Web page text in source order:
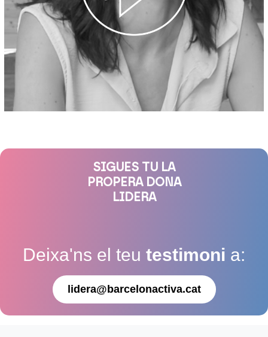
SIGUES TU LA
PROPERA DONA
LIDERA
Deixa'ns el teu testimoni a:
lidera@barcelonactiva.cat